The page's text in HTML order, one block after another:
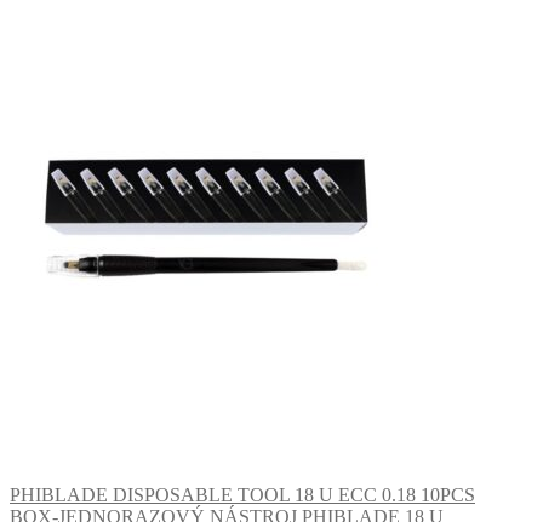
PHIBLADE DISPOSABLE TOOL 18 U ECC 0.18 10PCS
BOX-JEDNORAZOVÝ NÁSTROJ PHIBLADE 18 U